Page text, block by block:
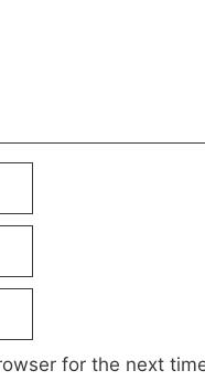
for the next